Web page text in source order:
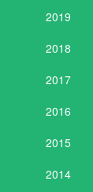
2019
2018
2017
2016
2015
2014